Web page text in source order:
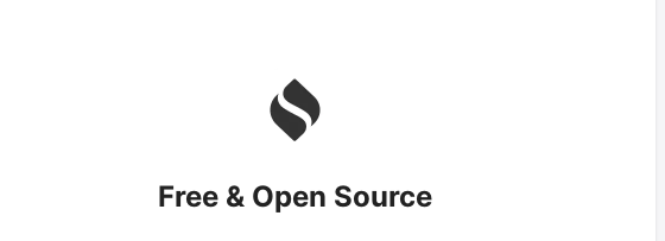
Free & Open Source